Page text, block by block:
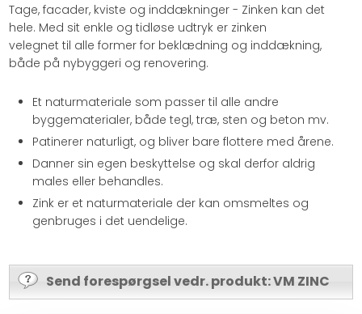
Tage, facader, kviste og inddækninger - Zinken kan det
hele. Med sit enkle og tidløse udtryk er zinken
velegnet til alle former for beklædning og inddækning,
både på nybyggeri og renovering.
Et naturmateriale som passer til alle andre
byggematerialer, både tegl, træ, sten og beton mv.
Patinerer naturligt, og bliver bare flottere med årene.
Danner sin egen beskyttelse og skal derfor aldrig
males eller behandles.
Zink er et naturmateriale der kan omsmeltes og
genbruges i det uendelige.
Send forespørgsel vedr. produkt: VM ZINC